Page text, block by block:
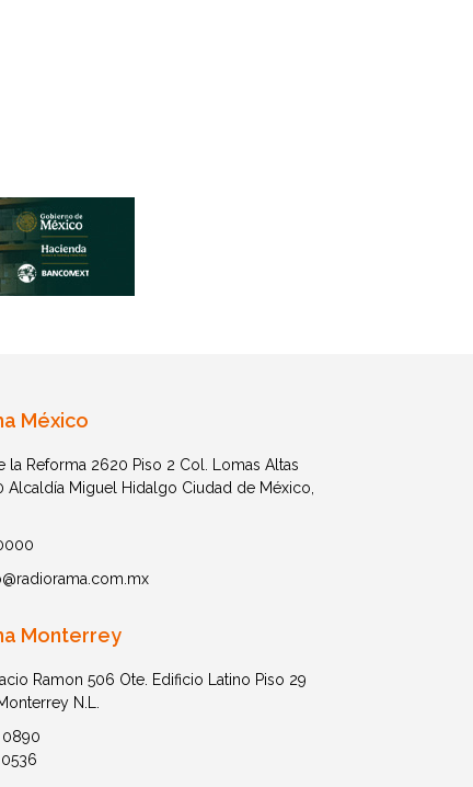
México
la Reforma 2620 Piso 2 Col. Lomas Altas
Alcaldía Miguel Hidalgo Ciudad de México,
Monterrey
Ramon 506 Ote. Edificio Latino Piso 29
N.L.
0890